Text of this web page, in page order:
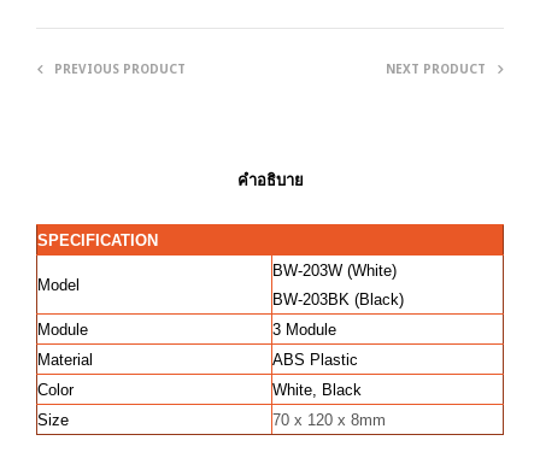
PREVIOUS PRODUCT NEXT PRODUCT
คำอธิบาย
SPECIFICATION
Model
BW-203W (White)
BW-203BK (Black)
Module
3 Module
Material
ABS Plastic
Color
White, Black
Size
70 x 120 x 8mm